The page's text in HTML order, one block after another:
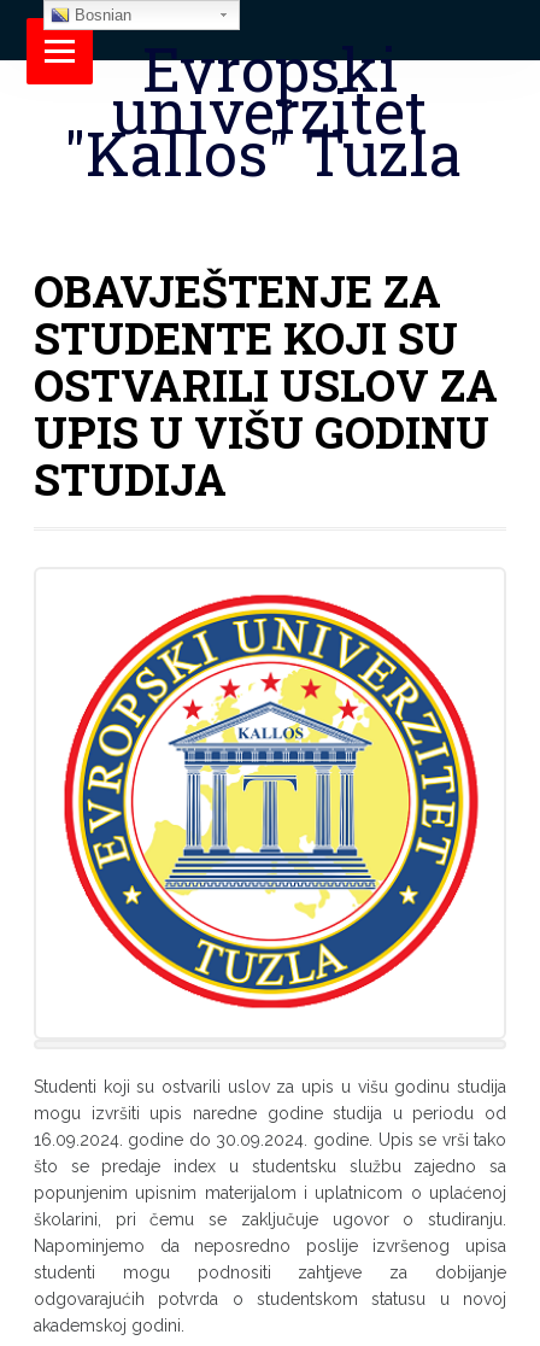
Evropski
univerzitet
"Kallos" Tuzla
OBAVJEŠTENJE ZA
STUDENTE KOJI SU
OSTVARILI USLOV ZA
UPIS U VIŠU GODINU
STUDIJA
Studenti koji su ostvarili uslov za upis u višu godinu studija
mogu izvršiti upis naredne godine studija u periodu od
16.09.2024. godine do 30.09.2024. godine. Upis se vrši tako
što se predaje index u studentsku službu zajedno sa
popunjenim upisnim materijalom i uplatnicom o uplaćenoj
školarini, pri čemu se zaključuje ugovor o studiranju.
Napominjemo da neposredno poslije izvršenog upisa
studenti mogu podnositi zahtjeve za dobijanje
odgovarajućih potvrda o studentskom statusu u novoj
akademskoj godini.
Bosnian